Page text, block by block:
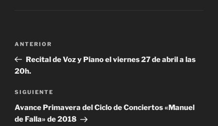
Navegación
entradas
Entrada
anterior:
ANTERIOR
Recital de Voz y Piano el viernes 27 de abril a las
20h.
Siguiente
entrada
SIGUIENTE
Avance Primavera del Ciclo de Conciertos «Manuel
de Falla» de 2018